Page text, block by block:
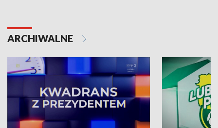
ARCHIWALNE